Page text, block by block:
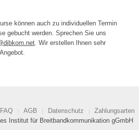
können auch zu individuellen Termin
gebucht werden. Sprechen Sie uns
. Wir erstellen Ihnen sehr
FAQ AGB Datenschutz
Zahlungsarten
Institut für Breitbandkommunikation gGmbH